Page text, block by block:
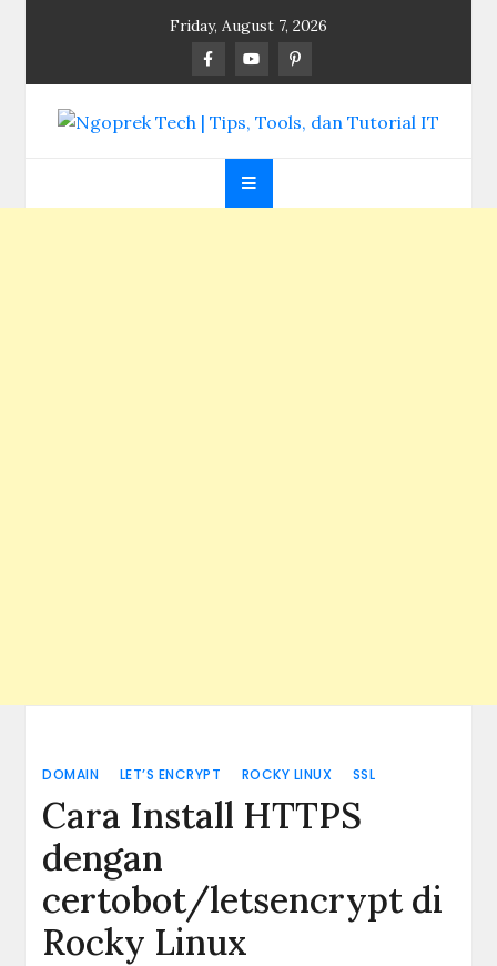
Friday, August 7, 2026
Ngoprek Tech | Tips,
Tools, dan Tutorial
DOMAIN LET’S ENCRYPT ROCKY LINUX SSL
Cara Install HTTPS
dengan
certobot/letsencrypt di
Rocky Linux